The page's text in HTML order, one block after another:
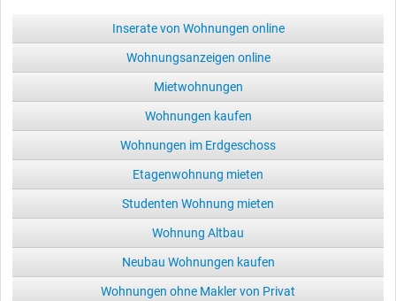
Inserate von Wohnungen online
Wohnungsanzeigen online
Mietwohnungen
Wohnungen kaufen
Wohnungen im Erdgeschoss
Etagenwohnung mieten
Studenten Wohnung mieten
Wohnung Altbau
Neubau Wohnungen kaufen
Wohnungen ohne Makler von Privat